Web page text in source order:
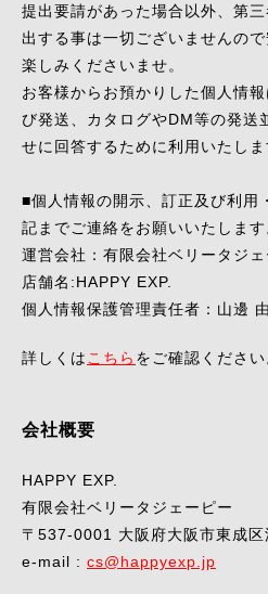
提出要請があった場合以外、第
出する事は一切ございませんの
楽しみくださいませ。
お客様からお預かりした個人情
び発送、カタログやDM等の発送
せに回答するために利用いたしま
■個人情報の開示、訂正及び利用
記までご連絡をお願いいたします
運営会社：有限会社ベリータジェ
店舗名:HAPPY EXP.
個人情報保護管理責任者：山邊
詳しくはこちら をご確認ください
会社概要
HAPPY EXP.
有限会社ベリータジェーピー
〒537-0001 大阪府大阪市東成
e-mail : cs@happyexp.jp